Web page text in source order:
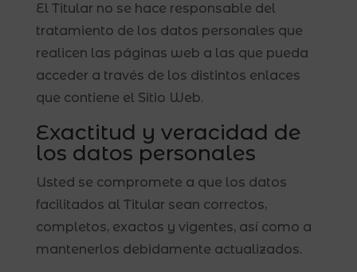
El Titular no se hace responsable del
tratamiento de los datos personales que
realicen las páginas web a las que pueda
acceder a través de los distintos enlaces
que contiene el Sitio Web.
Exactitud y veracidad de
los datos personales
Usted se compromete a que los datos
facilitados al Titular sean correctos,
completos, exactos y vigentes, así como a
mantenerlos debidamente actualizados.